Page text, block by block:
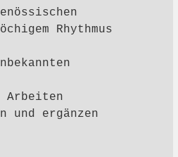
Rhythmus
Arbeiten
ergänzen